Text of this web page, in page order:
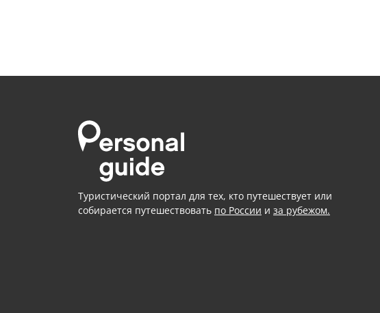
Туристический портал для тех, кто путешествует или
собирается путешествовать по России и за рубежом.